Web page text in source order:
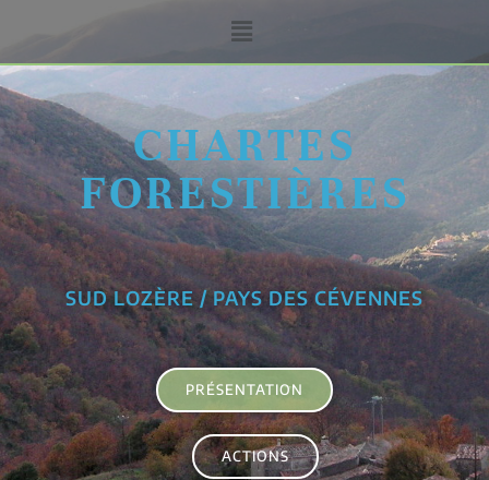
CHARTES
FORESTIÈRES
SUD LOZÈRE / PAYS DES CÉVENNES
PRÉSENTATION
ACTIONS